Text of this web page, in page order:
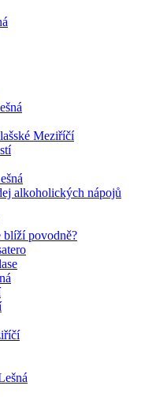
Meziříčí
alkoholických nápojů
blíží povodně?